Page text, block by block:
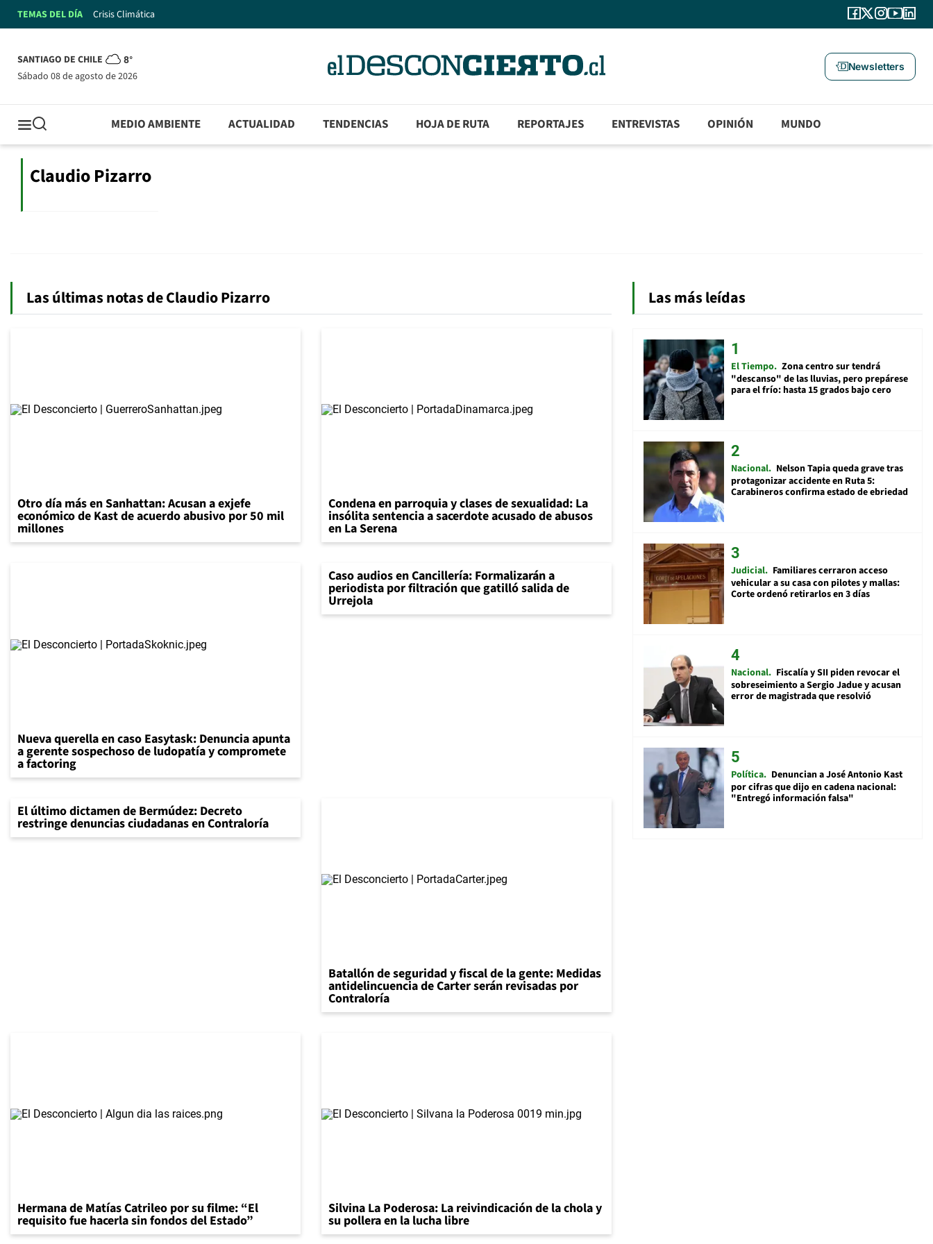
TEMAS DEL DÍA Crisis Climática
SANTIAGO DE CHILE 8°
sábado 08 de agosto de 2026
Newsletters
MEDIO AMBIENTE ACTUALIDAD TENDENCIAS HOJA DE RUTA REPORTAJES ENTREVISTAS OPINIÓN MUNDO
Claudio Pizarro
Las últimas notas de Claudio Pizarro
Otro día más en Sanhattan: Acusan a exjefe
económico de Kast de acuerdo abusivo por 50 mil
millones
Condena en parroquia y clases de sexualidad: La
insólita sentencia a sacerdote acusado de abusos
en La Serena
Nueva querella en caso Easytask: Denuncia apunta
a gerente sospechoso de ludopatía y compromete
a factoring
Caso audios en Cancillería: Formalizarán a
periodista por filtración que gatilló salida de
Urrejola
El último dictamen de Bermúdez: Decreto
restringe denuncias ciudadanas en Contraloría
Batallón de seguridad y fiscal de la gente: Medidas
antidelincuencia de Carter serán revisadas por
Contraloría
Hermana de Matías Catrileo por su filme: “El
requisito fue hacerla sin fondos del Estado”
Silvina La Poderosa: La reivindicación de la chola y
su pollera en la lucha libre
Las más leídas
El Tiempo Zona centro sur tendrá
"descanso" de las lluvias, pero prepárese
para el frío: hasta 15 grados bajo cero
Nacional Nelson Tapia queda grave tras
protagonizar accidente en Ruta 5:
Carabineros confirma estado de ebriedad
Judicial Familiares cerraron acceso
vehicular a su casa con pilotes y mallas:
Corte ordenó retirarlos en 3 días
Nacional Fiscalía y SII piden revocar el
sobreseimiento a Sergio Jadue y acusan
error de magistrada que resolvió
Política Denuncian a José Antonio Kast
por cifras que dijo en cadena nacional:
"Entregó información falsa"